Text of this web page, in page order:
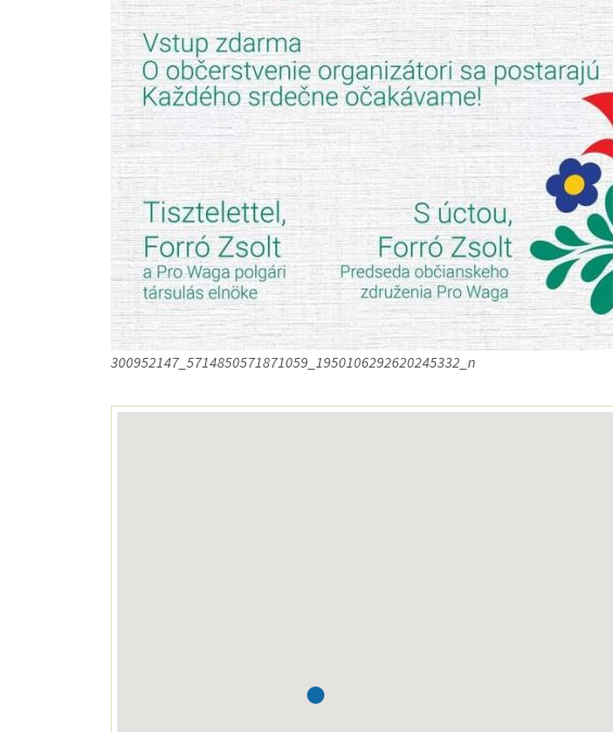
300952147_5714850571871059_1950106292620245332_n